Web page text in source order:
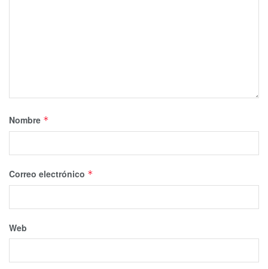
Nombre *
Correo electrónico *
Web